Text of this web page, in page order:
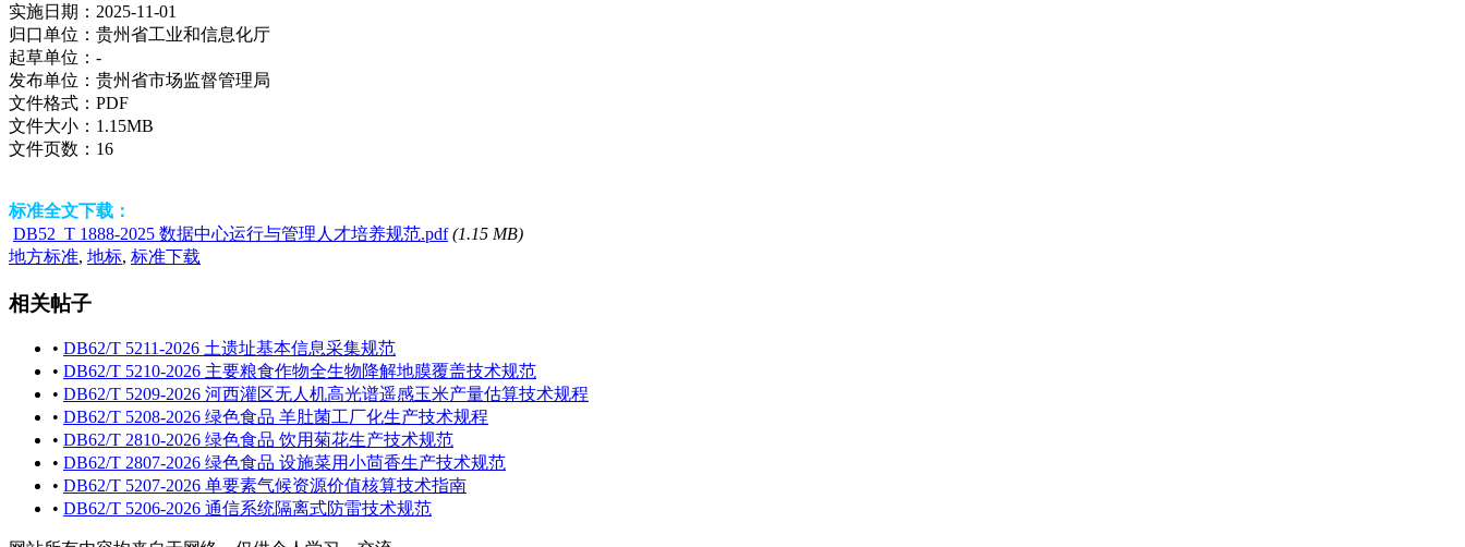
实施日期： 2025-11-01
归口单位： 贵州省工业和信息化厅
起草单位： -
发布单位： 贵州省市场监督管理局
文件格式： PDF
文件大小： 1.15MB
文件页数： 16
标准全文下载：
DB52_T 1888-2025 数据中心运行与管理人才培养规范.pdf (1.15 MB)
地方标准, 地标, 标准下载
相关帖子
• DB62/T 5211-2026 土遗址基本信息采集规范
• DB62/T 5210-2026 主要粮食作物全生物降解地膜覆盖技术规范
• DB62/T 5209-2026 河西灌区无人机高光谱遥感玉米产量估算技术规程
• DB62/T 5208-2026 绿色食品 羊肚菌工厂化生产技术规程
• DB62/T 2810-2026 绿色食品 饮用菊花生产技术规范
• DB62/T 2807-2026 绿色食品 设施菜用小茴香生产技术规范
• DB62/T 5207-2026 单要素气候资源价值核算技术指南
• DB62/T 5206-2026 通信系统隔离式防雷技术规范